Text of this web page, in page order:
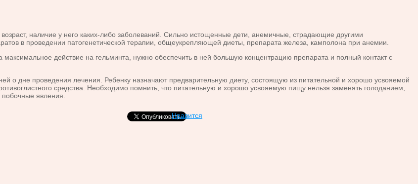
наличие у него каких-либо заболеваний. Сильно истощенные дети, анемичные, страдающие другими
в проведении патогенетической терапии, общеукрепляющей диеты, препарата железа, камполона при анемии.
действие на гельминта, нужно обеспечить в ней большую концентрацию препарата и полный контакт с
дне проведения лечения. Ребенку назначают предварительную диету, состоящую из питательной и хорошо усвояемой
средства. Необходимо помнить, что питательную и хорошо усвояемую пищу нельзя заменять голоданием,
явления.
Нравится